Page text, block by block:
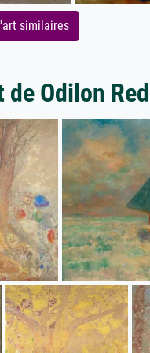
similaires
Odilon